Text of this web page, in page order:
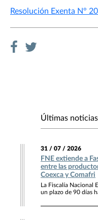
Resolución Exenta N°
Últimas noticias
31 / 07 / 2026
FNE extiende a
entre las
Coexca y Comafri
La Fiscalía Nacional
un plazo de 90 días